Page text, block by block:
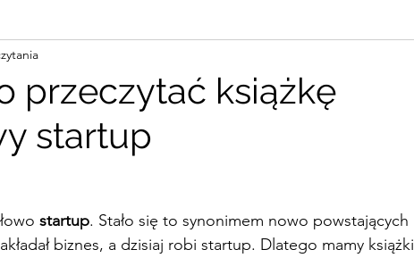
przez internet
przeczytać książkę
startup
startup. Stało się to synonimem nowo powstających
biznes, a dzisiaj robi startup. Dlatego mamy książki